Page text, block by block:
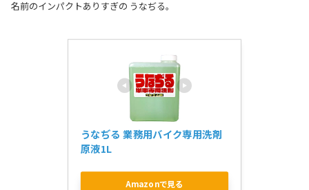
名前のインパクトありすぎの うなぢる。
うなぢる 業務用バイク専用洗剤
原液1L
Amazonで見る